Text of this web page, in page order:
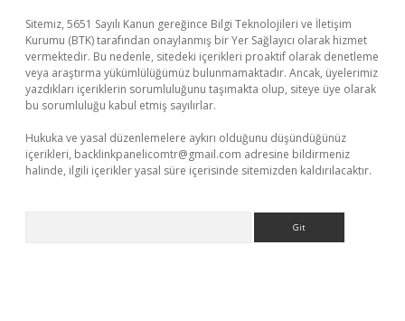
Sitemiz, 5651 Sayılı Kanun gereğince Bilgi Teknolojileri ve İletişim
Kurumu (BTK) tarafından onaylanmış bir Yer Sağlayıcı olarak hizmet
vermektedir. Bu nedenle, sitedeki içerikleri proaktif olarak denetleme
veya araştırma yükümlülüğümüz bulunmamaktadır. Ancak, üyelerimiz
yazdıkları içeriklerin sorumluluğunu taşımakta olup, siteye üye olarak
bu sorumluluğu kabul etmiş sayılırlar.
Hukuka ve yasal düzenlemelere aykırı olduğunu düşündüğünüz
içerikleri, backlinkpanelicomtr@gmail.com adresine bildirmeniz
halinde, ilgili içerikler yasal süre içerisinde sitemizden kaldırılacaktır.